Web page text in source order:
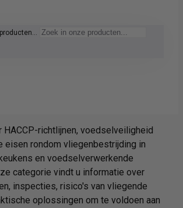
HACCP-richtlijnen, voedselveiligheid
eisen rondom vliegenbestrijding in
en voedselverwerkende
categorie vindt u informatie over
inspecties, risico's van vliegende
oplossingen om te voldoen aan